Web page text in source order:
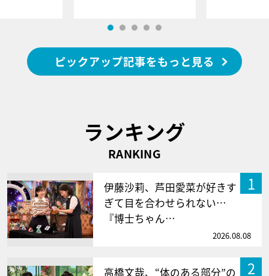
ピックアップ記事をもっと見る
ランキング
RANKING
1
伊藤沙莉、芦田愛菜が好きす
ぎて目を合わせられない…
『博士ちゃん…
2026.08.08
2
高橋文哉、“体のある部分”の